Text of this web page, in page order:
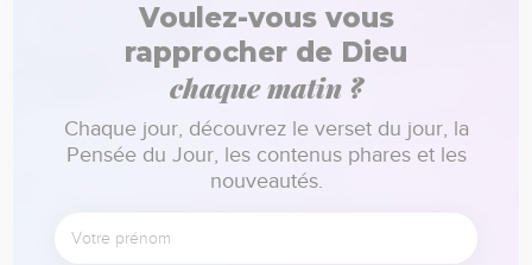
Voulez-vous vous
rapprocher de Dieu
chaque matin ?
Chaque jour, découvrez le verset du jour, la
Pensée du Jour, les contenus phares et les
nouveautés.